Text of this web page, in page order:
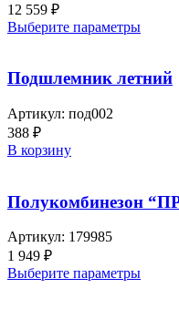
12 559 ₽
Выберите параметры
Подшлемник летний
Артикул: под002
388 ₽
В корзину
Полукомбинезон
Артикул: 179985
1 949 ₽
Выберите параметры